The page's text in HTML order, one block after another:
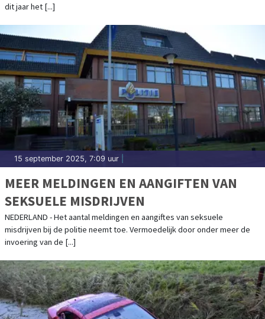
dit jaar het [...]
15 september 2025, 7:09 uur
MEER MELDINGEN EN AANGIFTEN VAN
SEKSUELE MISDRIJVEN
NEDERLAND - Het aantal meldingen en aangiftes van seksuele
misdrijven bij de politie neemt toe. Vermoedelijk door onder meer de
invoering van de [...]